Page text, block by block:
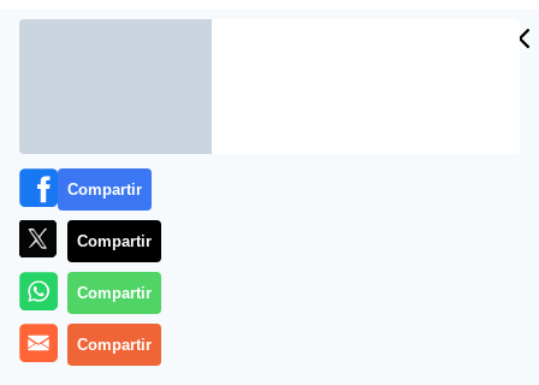
Más información
Compartir
Compartir
Compartir
Compartir